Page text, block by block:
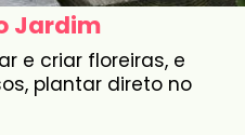
Jardim
e criar floreiras, e
plantar direto no